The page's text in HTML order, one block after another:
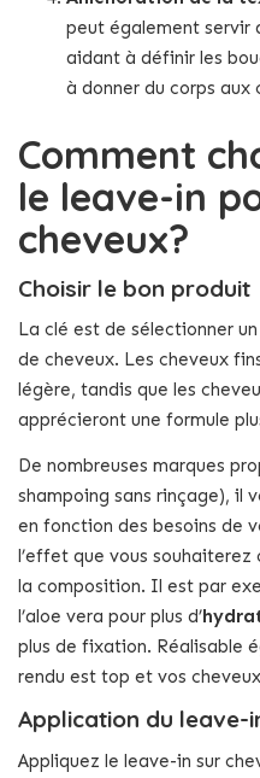
peut également servir
aidant à définir les
à donner du corps aux
Comment
le leave-in
cheveux?
Choisir le bon produit
La clé est de sélectionner
de cheveux. Les cheveux
légère, tandis que les
apprécieront une formule
De nombreuses marques
shampoing sans rinçage), il
en fonction des besoins de
l’effet que vous
la composition. Il est par
l’aloe vera pour plus d’
plus de fixation. Réalisable
rendu est top et vos
Application du leave-
Appliquez le leave-in sur